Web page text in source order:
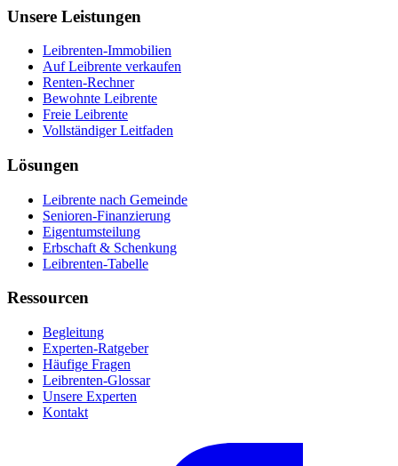
Unsere Leistungen
Leibrenten-Immobilien
Auf Leibrente verkaufen
Renten-Rechner
Bewohnte Leibrente
Freie Leibrente
Vollständiger Leitfaden
Lösungen
Leibrente nach Gemeinde
Senioren-Finanzierung
Eigentumsteilung
Erbschaft & Schenkung
Leibrenten-Tabelle
Ressourcen
Begleitung
Experten-Ratgeber
Häufige Fragen
Leibrenten-Glossar
Unsere Experten
Kontakt